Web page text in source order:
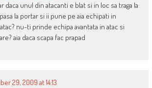
daca unul din atacanti e blat si in loc sa traga la
la portar si ii pune pe aia echipati in
nu-ti prinde echipa avantata in atac si
aia daca scapa fac prapad
29, 2009 at 14:13